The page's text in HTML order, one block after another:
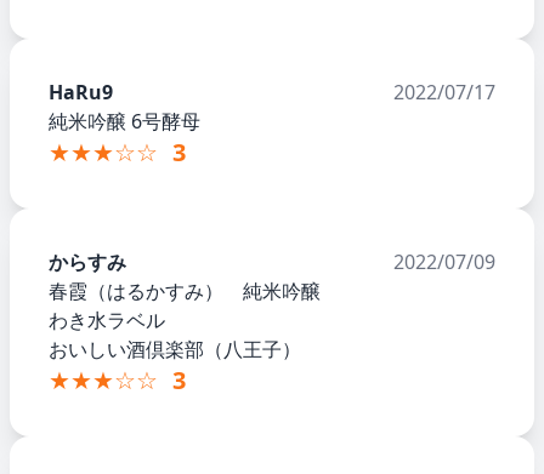
HaRu9
2022/07/17
純米吟醸 6号酵母
★★★☆☆ 3
からすみ
2022/07/09
春霞（はるかすみ） 純米吟醸
わき水ラベル
おいしい酒倶楽部（八王子）
★★★☆☆ 3